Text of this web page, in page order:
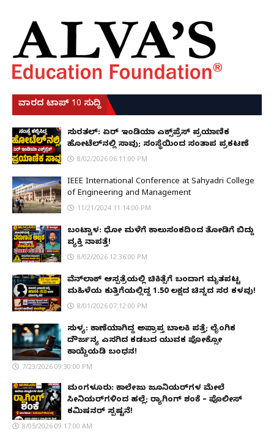
ವಾರದ ಟಾಪ್ 10 ಸುದ್ದಿ
ಸುರತ್ಕಲ್: ಏರ್ ಇಂಡಿಯಾ ಎಕ್ಸ್‌ಪ್ರೆಸ್ ಪ್ರಯಾಣಿಕ
ಹೋಟೆಲ್‌ನಲ್ಲಿ ಸಾವು; ಸಂಸ್ಥೆಯಿಂದ ಸಂತಾಪ ಪ್ರಕಟಣೆ
8/02/2026 06:11:00 PM
IEEE International Conference at Sahyadri College
of Engineering and Management
11/21/2024 11:14:00 PM
ಬಂಟ್ವಾಳ: ಧೋ ಮಳೆಗೆ ಕಾಲುಸಂಕದಿಂದ ತೋಡಿಗೆ ಬಿದ್ದು
ವ್ಯಕ್ತಿ ನಾಪತ್ತೆ!
8/02/2026 12:36:00 PM
ವೆನ್‌ಲಾಕ್ ಆಸ್ಪತ್ರೆಯಲ್ಲಿ ಚಿಕಿತ್ಸೆಗೆ ಬಂದಾಗ ಮೃತಪಟ್ಟ
ಮಹಿಳೆಯ ಕುತ್ತಿಗೆಯಲ್ಲಿದ್ದ ₹1.50 ಲಕ್ಷದ ಚಿನ್ನದ ಸರ ಕಳವು!
8/01/2026 07:12:00 PM
ಸುಳ್ಯ: ಕಾಣೆಯಾಗಿದ್ದ ಅಪ್ರಾಪ್ತ ಬಾಲಕಿ ಪತ್ತೆ; ಲೈಂಗಿಕ
ದೌರ್ಜನ್ಯ ಎಸಗಿದ ಕಡಬದ ಯುವಕ ಪೋಕ್ಸೋ
ಕಾಯ್ದೆಯಡಿ ಬಂಧನ!
7/23/2026 09:30:00 PM
ಮಂಗಳೂರು: ಕಾಲೇಜು ಜೂನಿಯರ್‌ಗಳ ಮೇಲೆ
ಸೀನಿಯರ್‌ಗಳಿಂದ ಹಲ್ಲೆ; ರ‌್ಯಾಗಿಂಗ್ ಶಂಕೆ – ಪೊಲೀಸ್
ಕಮಿಷನರ್ ಸ್ಪಷ್ಟನೆ!
8/05/2026 09:17:00 AM